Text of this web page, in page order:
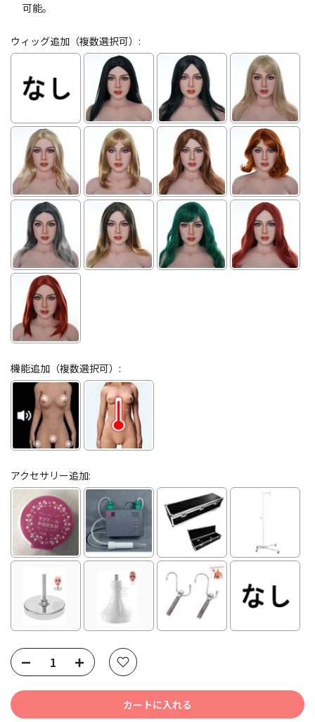
可能。
ウィッグ追加（複数選択可）:
機能追加（複数選択可）:
アクセサリー追加:
Selection will add to the price
カートに入れる